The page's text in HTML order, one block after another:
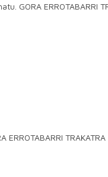
GORA ERROTABARRI